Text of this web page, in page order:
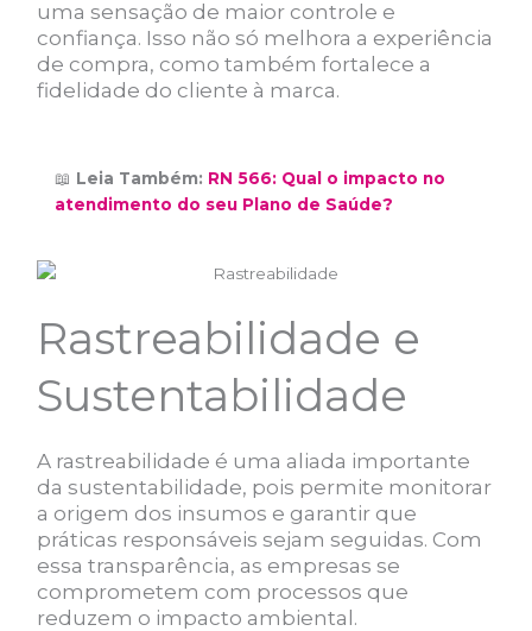
uma sensação de maior controle e
confiança. Isso não só melhora a experiência
de compra, como também fortalece a
fidelidade do cliente à marca.
📖 Leia Também: RN 566: Qual o impacto no
atendimento do seu Plano de Saúde?
Rastreabilidade e
Sustentabilidade
A rastreabilidade é uma aliada importante
da sustentabilidade, pois permite monitorar
a origem dos insumos e garantir que
práticas responsáveis sejam seguidas. Com
essa transparência, as empresas se
comprometem com processos que
reduzem o impacto ambiental.